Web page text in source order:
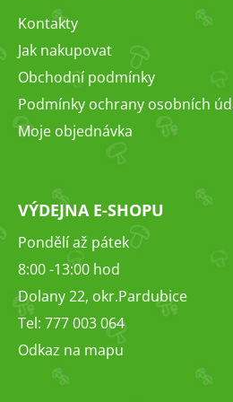
í
Kontakty
Jak nakupovat
Obchodní podmínky
Podmínky ochrany osobních
Moje objednávka
VÝDEJNA E-SHOPU
Pondělí až pátek
8:00 -13:00 hod
Dolany 22, okr.Pardubice
Tel: 777 003 064
Odkaz na mapu